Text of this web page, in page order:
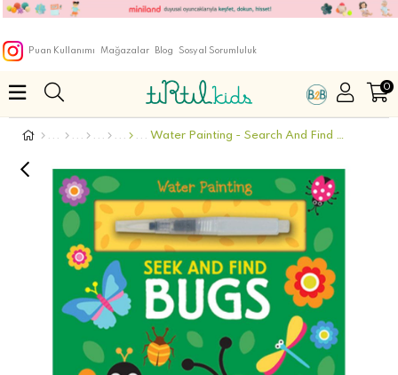
Puan Kullanımı Mağazalar Blog Sosyal Sorumluluk
0
Water Painting - Search And Find Bugs